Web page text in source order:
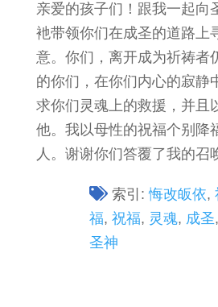
亲爱的孩子们！跟我一起向
衪带领你们在成圣的道路上
意。你们，离开成为祈祷者
的你们，在你们内心的寂静
求你们灵魂上的救援，并且
他。我以母性的祝福个别降
人。谢谢你们答覆了我的召
索引:悔改皈依,
福,祝福, 灵魂, 成圣,
圣神